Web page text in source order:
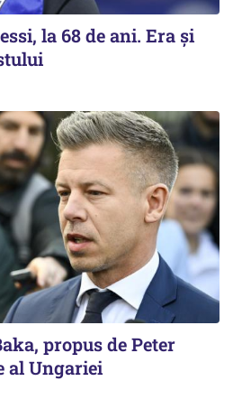
la 68 de ani. Era și
propus de Peter
al Ungariei